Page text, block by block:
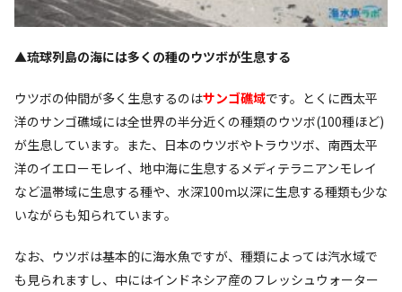
▲琉球列島の海には多くの種のウツボが生息する
ウツボの仲間が多く生息するのはサンゴ礁域です。とくに西太平
洋のサンゴ礁域には全世界の半分近くの種類のウツボ(100種ほど)
が生息しています。また、日本のウツボやトラウツボ、南西太平
洋のイエローモレイ、地中海に生息するメディテラニアンモレイ
など温帯域に生息する種や、水深100m以深に生息する種類も少な
いながらも知られています。
なお、ウツボは基本的に海水魚ですが、種類によっては汽水域で
も見られますし、中にはインドネシア産のフレッシュウォーター